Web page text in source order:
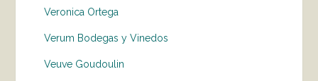
Veronica Ortega
Verum Bodegas y Vinedos
Veuve Goudoulin